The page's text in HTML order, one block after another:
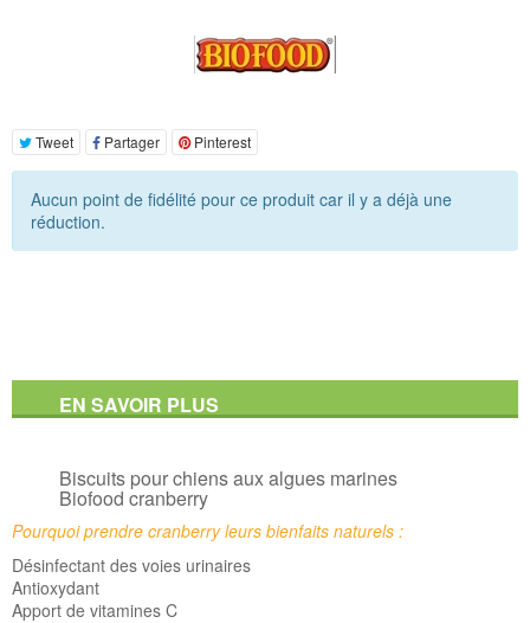
Tweet Partager Pinterest
Aucun point de fidélité pour ce produit car il y a déjà une
réduction.
EN SAVOIR PLUS
Biscuits pour chiens aux algues marines
Biofood cranberry
Pourquoi prendre cranberry leurs bienfaits naturels :
Désinfectant des voies urinaires
Antioxydant
Apport de vitamines C